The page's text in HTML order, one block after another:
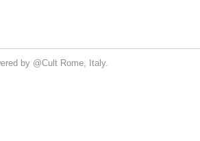
by @Cult Rome, Italy.